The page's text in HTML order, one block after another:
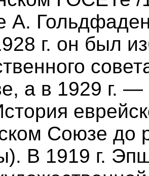
А.
г. он был
а в 1929 г.
Союзе до
В 1919 г.